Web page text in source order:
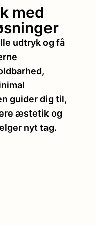
med
udtryk og få
guider dig til,
æstetik og
nyt tag.